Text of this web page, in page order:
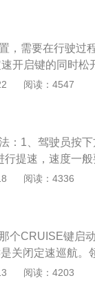
加速功能；限速
h时，存储；当
警功能。巡航控
控制系统，速度
合开关后，车速
，从而减轻了疲
，需要在行驶过
开启键的同时松
，就是经常是说
按照设定好的速
减少司机长时间
不必要的不稳定
阅读：4547
：1、驾驶员按
提速，速度一
次按照这种方式
下刹车踏板。3
降低到30km/h以
况下，驾驶员
阅读：4336
个CRUISE键启
关闭定速巡航。
统需要至少踩一
阅读：4203